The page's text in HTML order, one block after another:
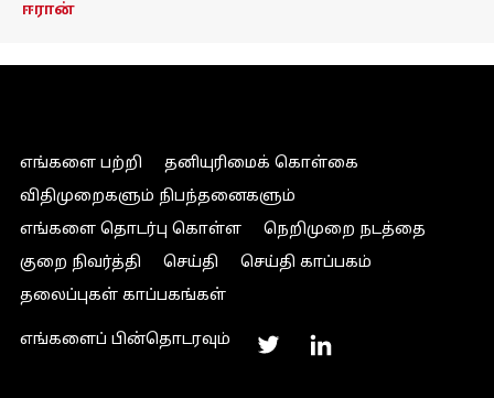
ஈரான்
எங்களை பற்றி
தனியுரிமைக் கொள்கை
விதிமுறைகளும் நிபந்தனைகளும்
எங்களை தொடர்பு கொள்ள
நெறிமுறை நடத்தை
குறை நிவர்த்தி
செய்தி
செய்தி காப்பகம்
தலைப்புகள் காப்பகங்கள்
எங்களைப் பின்தொடரவும்